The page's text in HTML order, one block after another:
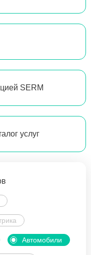
SERM
услуг
Автомобили